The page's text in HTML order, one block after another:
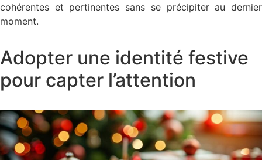
cohérentes et pertinentes sans se précipiter au dernier
moment.
Adopter une identité festive
pour capter l’attention